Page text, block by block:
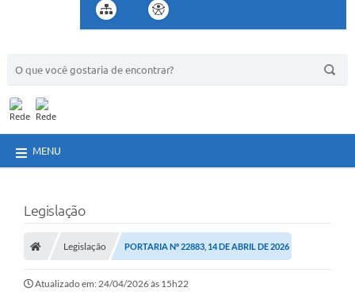
MENU
Legislação
Legislação PORTARIA Nº 22883, 14 DE ABRIL DE 2026
Atualizado em: 24/04/2026 às 15h22